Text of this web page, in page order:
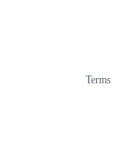
Terms